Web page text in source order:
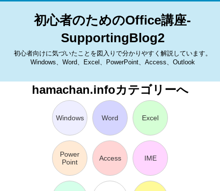
初心者のためのOffice講座-
SupportingBlog2
初心者向けに気づいたことを図入りで分かりやすく解説しています。
Windows、Word、Excel、PowerPoint、Access、Outlook
hamachan.infoカテゴリーへ
Windows Word Excel
Power
Point
Access IME